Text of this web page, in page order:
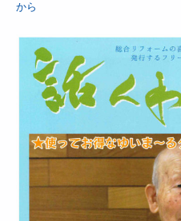
から